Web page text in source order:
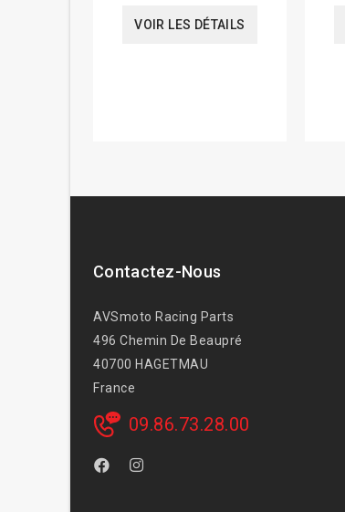
VOIR LES DÉTAILS
Contactez-Nous
AVSmoto Racing Parts
496 Chemin De Beaupré
40700 HAGETMAU
France
09.86.73.28.00